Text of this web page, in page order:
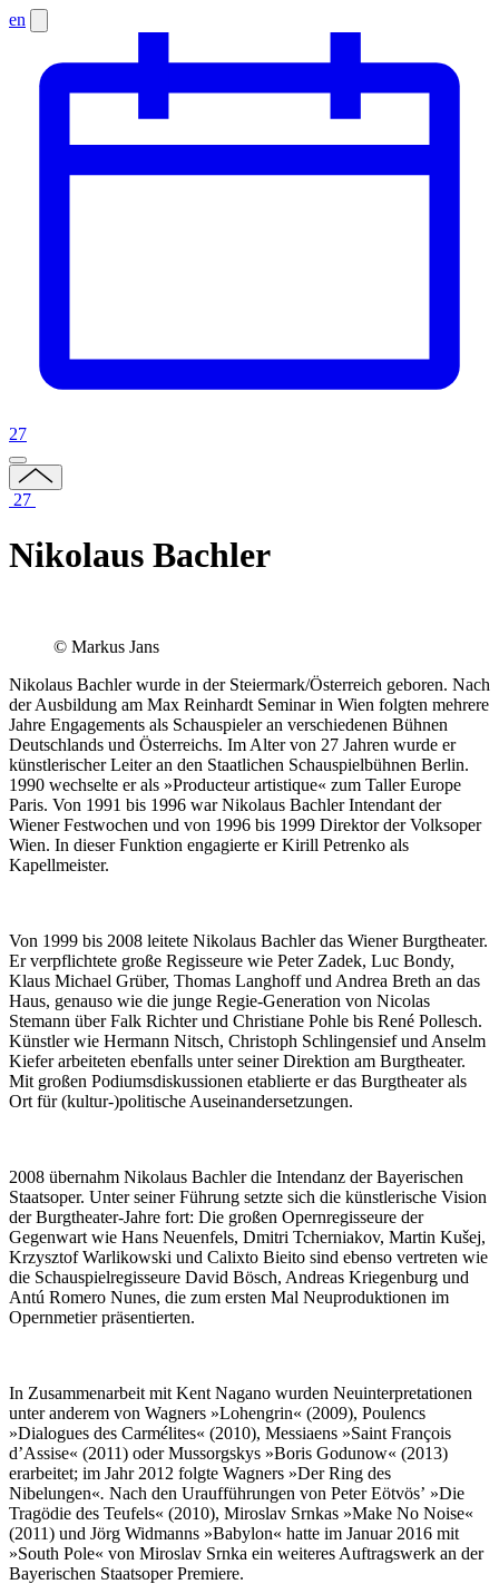
en
27
27
Nikolaus Bachler
© Markus Jans
Nikolaus Bachler wurde in der Steiermark/Österreich geboren. Nach
der Ausbildung am Max Reinhardt Seminar in Wien folgten mehrere
Jahre Engagements als Schauspieler an verschiedenen Bühnen
Deutschlands und Österreichs. Im Alter von 27 Jahren wurde er
künstlerischer Leiter an den Staatlichen Schauspielbühnen Berlin.
1990 wechselte er als »Producteur artistique« zum Taller Europe
Paris. Von 1991 bis 1996 war Nikolaus Bachler Intendant der
Wiener Festwochen und von 1996 bis 1999 Direktor der Volksoper
Wien. In dieser Funktion engagierte er Kirill Petrenko als
Kapellmeister.
Von 1999 bis 2008 leitete Nikolaus Bachler das Wiener Burgtheater.
Er verpflichtete große Regisseure wie Peter Zadek, Luc Bondy,
Klaus Michael Grüber, Thomas Langhoff und Andrea Breth an das
Haus, genauso wie die junge Regie-Generation von Nicolas
Stemann über Falk Richter und Christiane Pohle bis René Pollesch.
Künstler wie Hermann Nitsch, Christoph Schlingensief und Anselm
Kiefer arbeiteten ebenfalls unter seiner Direktion am Burgtheater.
Mit großen Podiumsdiskussionen etablierte er das Burgtheater als
Ort für (kultur-)politische Auseinandersetzungen.
2008 übernahm Nikolaus Bachler die Intendanz der Bayerischen
Staatsoper. Unter seiner Führung setzte sich die künstlerische Vision
der Burgtheater-Jahre fort: Die großen Opernregisseure der
Gegenwart wie Hans Neuenfels, Dmitri Tcherniakov, Martin Kušej,
Krzysztof Warlikowski und Calixto Bieito sind ebenso vertreten wie
die Schauspielregisseure David Bösch, Andreas Kriegenburg und
Antú Romero Nunes, die zum ersten Mal Neuproduktionen im
Opernmetier präsentierten.
In Zusammenarbeit mit Kent Nagano wurden Neuinterpretationen
unter anderem von Wagners »Lohengrin« (2009), Poulencs
»Dialogues des Carmélites« (2010), Messiaens »Saint François
dʼAssise« (2011) oder Mussorgskys »Boris Godunow« (2013)
erarbeitet; im Jahr 2012 folgte Wagners »Der Ring des
Nibelungen«. Nach den Uraufführungen von Peter Eötvösʼ »Die
Tragödie des Teufels« (2010), Miroslav Srnkas »Make No Noise«
(2011) und Jörg Widmanns »Babylon« hatte im Januar 2016 mit
»South Pole« von Miroslav Srnka ein weiteres Auftragswerk an der
Bayerischen Staatsoper Premiere.